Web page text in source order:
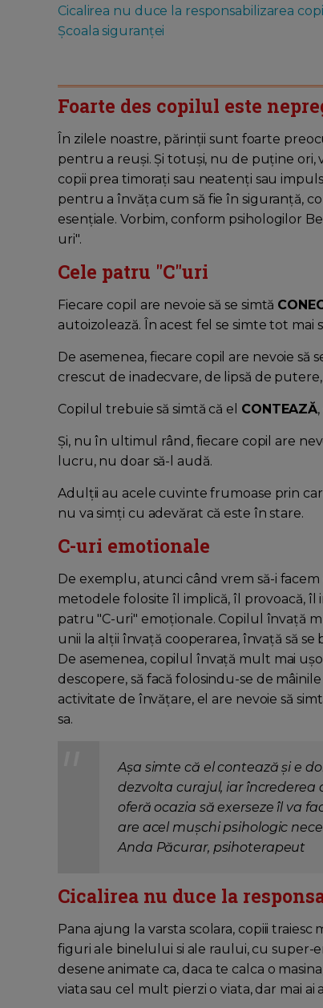
Cicalirea nu duce la responsabilizarea
Şcoala siguranţei
Foarte des copilul este
În zilele noastre, părinții sunt foarte
pentru a reuși. Și totuși, nu de puține
copii prea timorați sau neatenți sau
pentru a învăța cum să fie în siguranță,
esențiale. Vorbim, conform psihologilor
uri".
Cele patru "C"uri
Fiecare copil are nevoie să se simtă
autoizolează. În acest fel se simte tot mai
De asemenea, fiecare copil are nevoie să
crescut de inadecvare, de lipsă de
Copilul trebuie să simtă că el CONTEAZĂ
Și, nu în ultimul rând, fiecare copil are
lucru, nu doar să-l audă.
Adulții au acele cuvinte frumoase prin
nu va simți cu adevărat că este în stare.
C-uri emotionale
De exemplu, atunci când vrem să-i
metodele folosite îl implică, îl provoacă,
patru "C-uri" emoționale. Copilul învață
unii la alții învață cooperarea, învață să
De asemenea, copilul învață mult mai
descopere, să facă folosindu-se de
activitate de învățare, el are nevoie să
sa.
Așa simte că el contează și e
dezvolta curajul, iar
oferă ocazia să exerseze îl va
are acel mușchi psihologic
Anda Păcurar, psihoterapeut
Cicalirea nu duce la
Pana ajung la varsta scolara, copiii
figuri ale binelului si ale raului, cu super-
desene animate ca, daca te calca o
viata sau cel mult pierzi o viata, dar mai ai